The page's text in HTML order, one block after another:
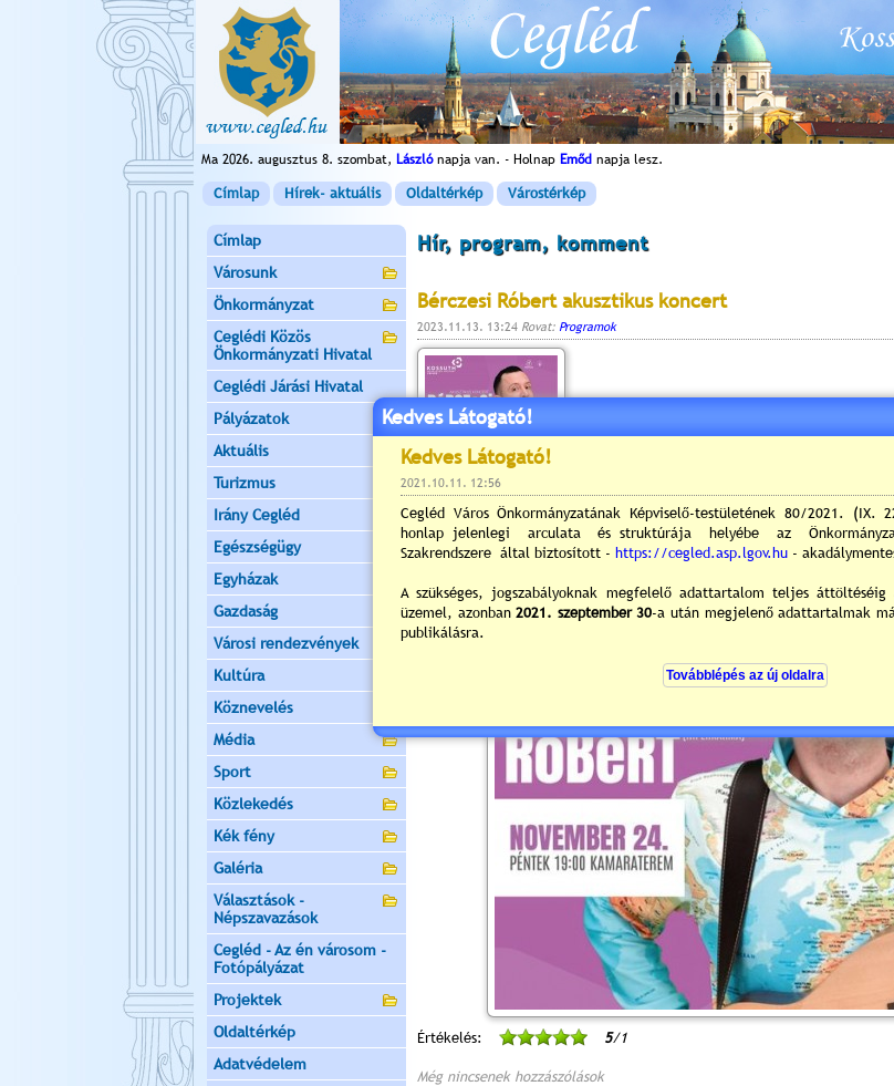
Ma 2026. augusztus 8. szombat, Lászlónapja van. - Holnap Emőd napja lesz.
Címlap Hírek- aktuális Oldaltérkép Várostérkép
Címlap
Városunk
Önkormányzat
Ceglédi Közös
Önkormányzati Hivatal
Ceglédi Járási Hivatal
Pályázatok
Aktuális
Turizmus
Irány Cegléd
Egészségügy
Egyházak
Gazdaság
Városi rendezvények
Kultúra
Köznevelés
Média
Sport
Közlekedés
Kék fény
Galéria
Választások -
Népszavazások
Cegléd - Az én városom -
Fotópályázat
Projektek
Oldaltérkép
Adatvédelem
Hír, program, komment
Bérczesi Róbert akusztikus koncert
2023.11.13. 13:24 Rovat: Programok
Értékelés: 5/1
Még nincsenek hozzászólások
Kedves Látogató!